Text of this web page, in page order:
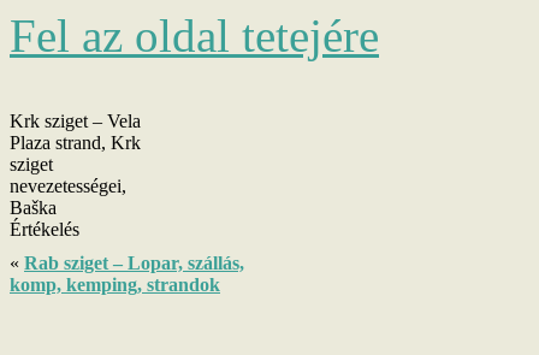
Fel az oldal tetejére
Krk sziget – Vela
Plaza strand, Krk
sziget
nevezetességei,
Baška
Értékelés
« Rab sziget – Lopar, szállás,
komp, kemping, strandok